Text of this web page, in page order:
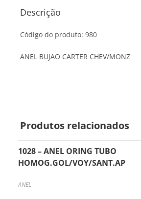
Descrição
Código do produto: 980
ANEL BUJAO CARTER CHEV/MONZ
Produtos relacionados
1028 – ANEL ORING TUBO
HOMOG.GOL/VOY/SANT.AP
ANEL